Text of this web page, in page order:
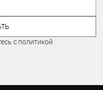
с политикой